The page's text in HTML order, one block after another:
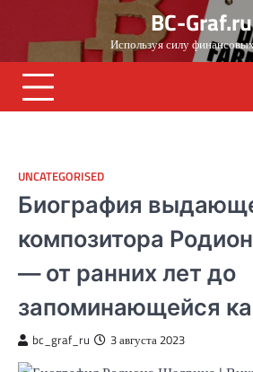
content
BC-Graf.ru
Используя силу
UNCATEGORISED
Биография
композитора
— от ранних лет до
запоминающейся
bc_graf_ru 3 августа 2023